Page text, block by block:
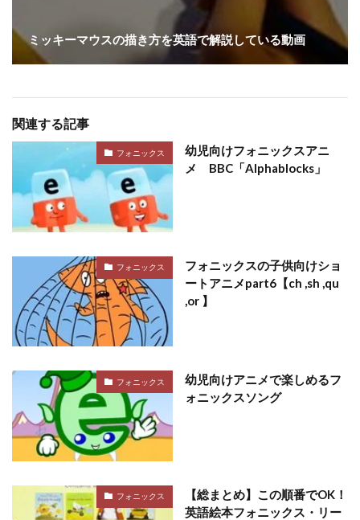
ミッキーマウスの描き方を英語で解説している動画
関連する記事
フォニックス
幼児向けフォニックスアニ
メ BBC「Alphablocks」
フォニックス
フォニックスの子供向けショ
ートアニメpart6【ch ,sh ,qu
,or 】
フォニックス
幼児向けアニメで楽しめるフ
ォニックスソング
フォニックス
【総まとめ】この順番でOK！
英語絵本フォニックス・リー